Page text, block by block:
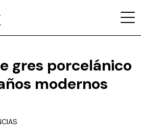
gres porcelánico
modernos